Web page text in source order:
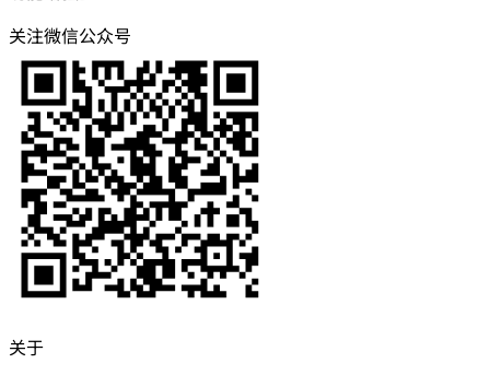
关注微信公众号
关于